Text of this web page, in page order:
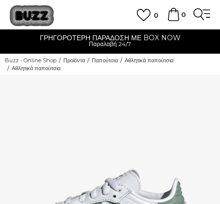
0
0
ΓΡΗΓΟΡΟΤΕΡΗ ΠΑΡΑΔΟΣΗ ΜΕ BOX NOW
Παραλαβή 24/7
Buzz - Online Shop Προϊόντα Παπούτσια
Αθλητικά παπούτσια
Αθλητικά παπούτσια